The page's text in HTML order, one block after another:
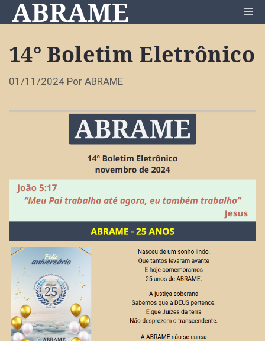
Pular
para
conteúdo
ABRAME
14° Boletim Eletrônico
01/11/2024 Por ABRAME